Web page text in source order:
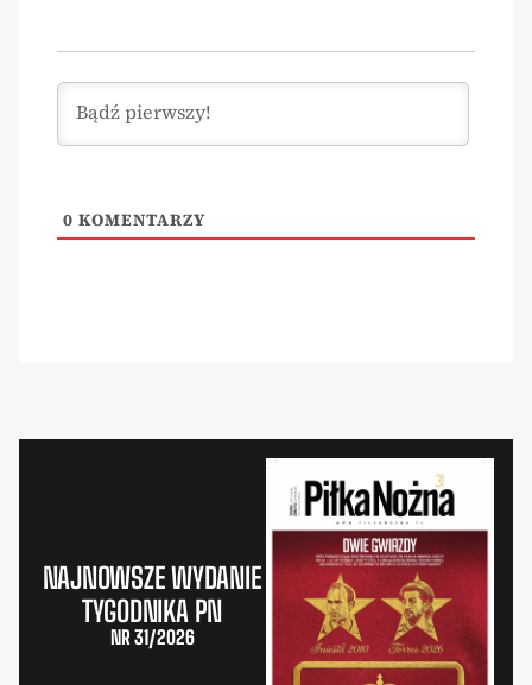
0 KOMENTARZY
NAJNOWSZE WYDANIE
TYGODNIKA PN
NR 31/2026